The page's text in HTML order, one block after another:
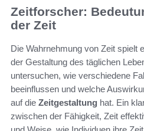
Zeitforscher:
der Zeit
Die Wahrnehmung von Zeit spielt
der Gestaltung des täglichen
untersuchen, wie verschiedene
beeinflussen und welche
auf die Zeitgestaltung hat. Ein
zwischen der Fähigkeit, Zeit